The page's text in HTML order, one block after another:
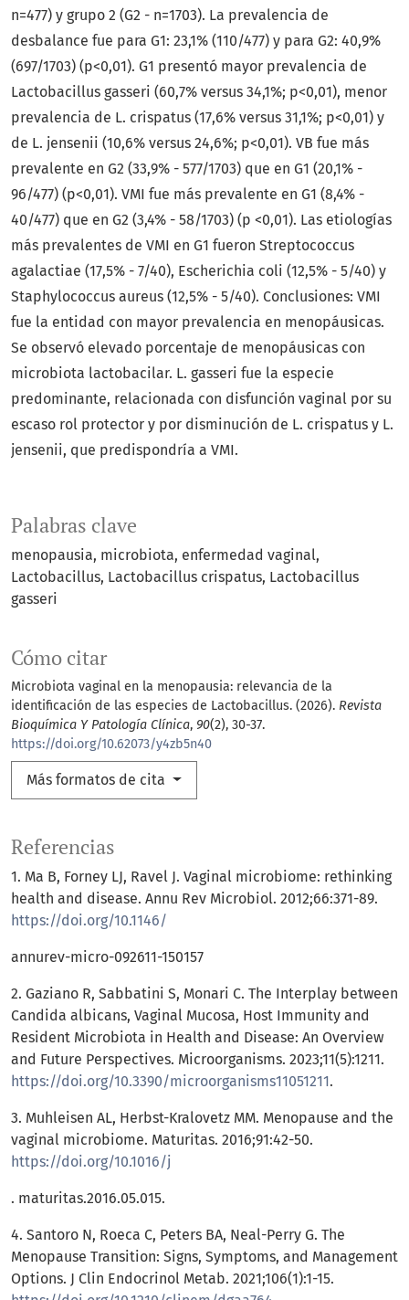
Palabras clave
menopausia microbiota enfermedad vaginal
Lactobacillus Lactobacillus crispatus Lactobacillus
gasseri
Cómo citar
Microbiota vaginal en la menopausia: relevancia de la
identificación de las especies de Lactobacillus. (2026). Revista
Bioquímica Y Patología Clínica, 90(2), 30-37.
https://doi.org/10.62073/y4zb5n40
Más formatos de cita
n=477) y grupo 2 (G2 - n=1703). La prevalencia de
desbalance fue para G1: 23,1% (110/477) y para G2: 40,9%
(697/1703) (p<0,01). G1 presentó mayor prevalencia de
Lactobacillus gasseri (60,7% versus 34,1%; p<0,01), menor
prevalencia de L. crispatus (17,6% versus 31,1%; p<0,01) y
de L. jensenii (10,6% versus 24,6%; p<0,01). VB fue más
prevalente en G2 (33,9% - 577/1703) que en G1 (20,1% -
96/477) (p<0,01). VMI fue más prevalente en G1 (8,4% -
40/477) que en G2 (3,4% - 58/1703) (p <0,01). Las etiologías
más prevalentes de VMI en G1 fueron Streptococcus
agalactiae (17,5% - 7/40), Escherichia coli (12,5% - 5/40) y
Staphylococcus aureus (12,5% - 5/40). Conclusiones: VMI
fue la entidad con mayor prevalencia en menopáusicas.
Se observó elevado porcentaje de menopáusicas con
microbiota lactobacilar. L. gasseri fue la especie
predominante, relacionada con disfunción vaginal por su
escaso rol protector y por disminución de L. crispatus y L.
jensenii, que predispondría a VMI.
Referencias
1. Ma B, Forney LJ, Ravel J. Vaginal microbiome: rethinking
health and disease. Annu Rev Microbiol. 2012;66:371-89.
https://doi.org/10.1146/
annurev-micro-092611-150157
2. Gaziano R, Sabbatini S, Monari C. The Interplay between
Candida albicans, Vaginal Mucosa, Host Immunity and
Resident Microbiota in Health and Disease: An Overview
and Future Perspectives. Microorganisms. 2023;11(5):1211.
https://doi.org/10.3390/microorganisms11051211.
3. Muhleisen AL, Herbst-Kralovetz MM. Menopause and the
vaginal microbiome. Maturitas. 2016;91:42-50.
https://doi.org/10.1016/j
. maturitas.2016.05.015.
4. Santoro N, Roeca C, Peters BA, Neal-Perry G. The
Menopause Transition: Signs, Symptoms, and Management
Options. J Clin Endocrinol Metab. 2021;106(1):1-15.